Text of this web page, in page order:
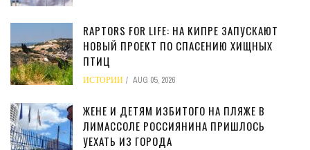
RAPTORS FOR LIFE: НА КИПРЕ ЗАПУСКАЮТ
НОВЫЙ ПРОЕКТ ПО СПАСЕНИЮ ХИЩНЫХ
ПТИЦ
ИСТОРИИ AUG 05, 2026
ЖЕНЕ И ДЕТЯМ ИЗБИТОГО НА ПЛЯЖЕ В
ЛИМАССОЛЕ РОССИЯНИНА ПРИШЛОСЬ
УЕХАТЬ ИЗ ГОРОДА